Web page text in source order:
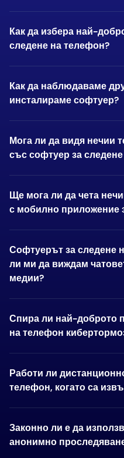
Как да избера най-
следене на телефон?
Как да наблюдаваме
инсталираме софтуер?
Мога ли да видя нечии
със софтуер за
Ще мога ли да чета
с мобилно приложение
Софтуерът за следене
ли ми да виждам
медии?
Спира ли най-доброто
на телефон
Работи ли
телефон, когато са
Законно ли е да
анонимно